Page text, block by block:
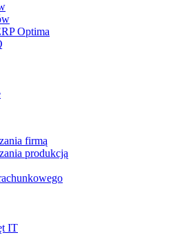
Optima
firmą
produkcją
IT